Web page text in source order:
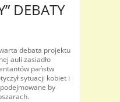
DEBATY
debata projektu
auli zasiadło
państw
sytuacji kobiet i
by